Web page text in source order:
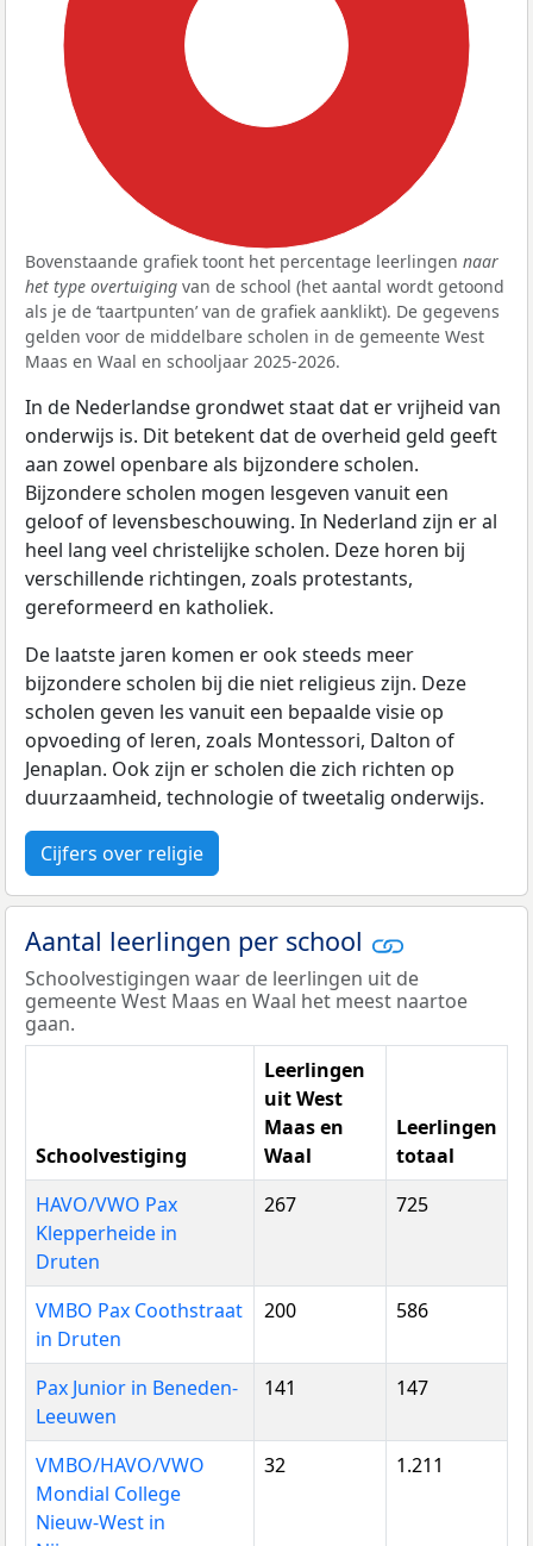
Bovenstaande grafiek toont het percentage leerlingen naar
het type overtuiging van de school (het aantal wordt getoond
als je de ‘taartpunten’ van de grafiek aanklikt). De gegevens
gelden voor de middelbare scholen in de gemeente West
Maas en Waal en schooljaar 2025-2026.
In de Nederlandse grondwet staat dat er vrijheid van
onderwijs is. Dit betekent dat de overheid geld geeft
aan zowel openbare als bijzondere scholen.
Bijzondere scholen mogen lesgeven vanuit een
geloof of levensbeschouwing. In Nederland zijn er al
heel lang veel christelijke scholen. Deze horen bij
verschillende richtingen, zoals protestants,
gereformeerd en katholiek.
De laatste jaren komen er ook steeds meer
bijzondere scholen bij die niet religieus zijn. Deze
scholen geven les vanuit een bepaalde visie op
opvoeding of leren, zoals Montessori, Dalton of
Jenaplan. Ook zijn er scholen die zich richten op
duurzaamheid, technologie of tweetalig onderwijs.
Cijfers over religie
Aantal leerlingen per school
Schoolvestigingen waar de leerlingen uit de
gemeente West Maas en Waal het meest naartoe
gaan.
Schoolvestiging
Leerlingen
uit West
Maas en
Waal
Leerlingen
totaal
HAVO/VWO Pax
Klepperheide in
Druten
267 725
VMBO Pax Coothstraat
in Druten
200 586
Pax Junior in Beneden-
Leeuwen
141 147
VMBO/HAVO/VWO
Mondial College
Nieuw-West in
32 1.211